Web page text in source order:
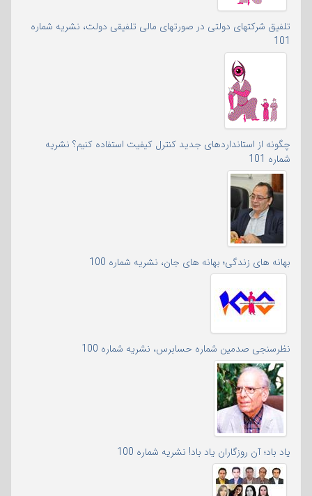
تلفیق شرکتهای دولتی در صورتهای مالی تلفیقی دولت، نشریه شماره
101
چگونه از استانداردهای جدید کنترل کیفیت استفاده کنیم؟ نشریه
شماره 101
بهانه های زندگی؛ بهانه های جان، نشریه شماره 100
نظرسنجی صدمین شماره حسابرس، نشریه شماره 100
یاد باد؛ آن روزگاران یاد باد! نشریه شماره 100